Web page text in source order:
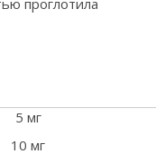
проглотила
5 мг
10 мг